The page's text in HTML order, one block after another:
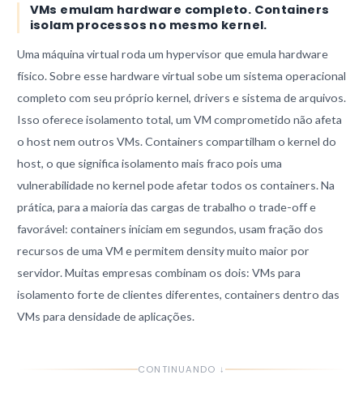
VMs emulam hardware completo. Containers
isolam processos no mesmo kernel.
Uma máquina virtual roda um hypervisor que emula hardware
físico. Sobre esse hardware virtual sobe um sistema operacional
completo com seu próprio kernel, drivers e sistema de arquivos.
Isso oferece isolamento total, um VM comprometido não afeta
o host nem outros VMs. Containers compartilham o kernel do
host, o que significa isolamento mais fraco pois uma
vulnerabilidade no kernel pode afetar todos os containers. Na
prática, para a maioria das cargas de trabalho o trade-off e
favorável: containers iniciam em segundos, usam fração dos
recursos de uma VM e permitem density muito maior por
servidor. Muitas empresas combinam os dois: VMs para
isolamento forte de clientes diferentes, containers dentro das
VMs para densidade de aplicações.
CONTINUANDO ↓